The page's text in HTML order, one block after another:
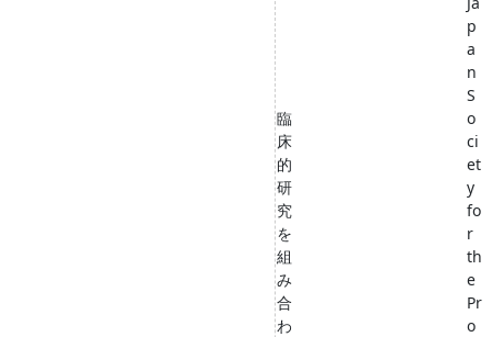
臨
床
的
研
究
を
組
み
合
わ
p
a
n
S
o
ci
et
y
fo
r
th
e
Pr
o